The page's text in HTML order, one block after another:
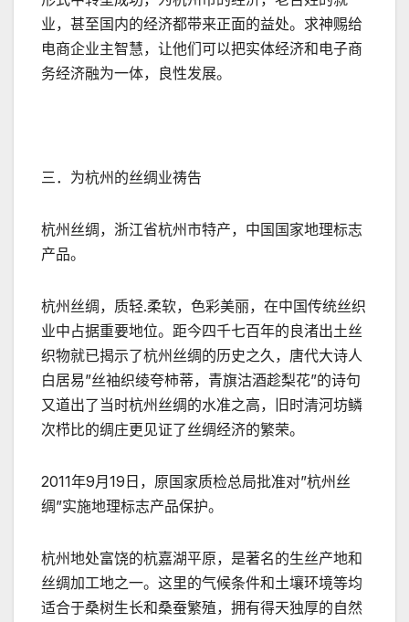
业，甚至国内的经济都带来正面的益处。求神赐给
电商企业主智慧，让他们可以把实体经济和电子商
务经济融为一体，良性发展。
三．为杭州的丝绸业祷告
杭州丝绸，浙江省杭州市特产，中国国家地理标志
产品。
杭州丝绸，质轻.柔软，色彩美丽，在中国传统丝织
业中占据重要地位。距今四千七百年的良渚出土丝
织物就已揭示了杭州丝绸的历史之久，唐代大诗人
白居易”丝袖织绫夸柿蒂，青旗沽酒趁梨花”的诗句
又道出了当时杭州丝绸的水准之高，旧时清河坊鳞
次栉比的绸庄更见证了丝绸经济的繁荣。
2011年9月19日，原国家质检总局批准对”杭州丝
绸”实施地理标志产品保护。
杭州地处富饶的杭嘉湖平原，是著名的生丝产地和
丝绸加工地之一。这里的气候条件和土壤环境等均
适合于桑树生长和桑蚕繁殖，拥有得天独厚的自然